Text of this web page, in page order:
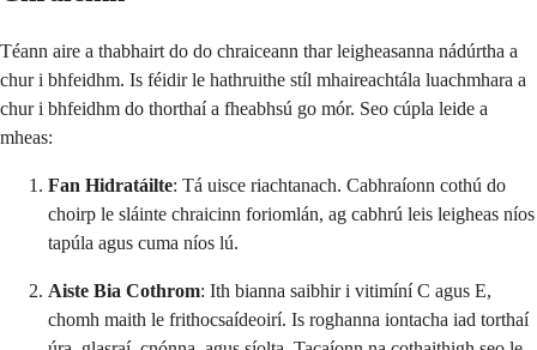
Téann aire a thabhairt do do chraiceann thar leigheasanna nádúrtha a
chur i bhfeidhm. Is féidir le hathruithe stíl mhaireachtála luachmhara a
chur i bhfeidhm do thorthaí a fheabhsú go mór. Seo cúpla leide a
mheas:
Fan Hidratáilte: Tá uisce riachtanach. Cabhraíonn cothú do
choirp le sláinte chraicinn foriomlán, ag cabhrú leis leigheas níos
tapúla agus cuma níos lú.
Aiste Bia Cothrom: Ith bianna saibhir i vitimíní C agus E,
chomh maith le frithocsaídeoirí. Is roghanna iontacha iad torthaí